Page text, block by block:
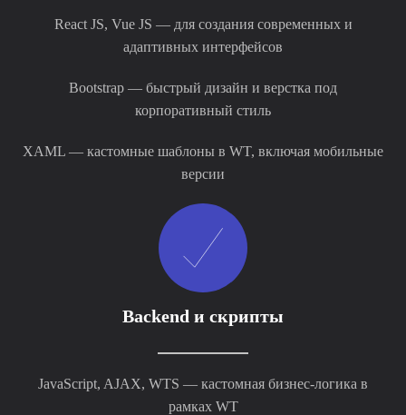
React JS, Vue JS — для создания современных и
адаптивных интерфейсов
Bootstrap — быстрый дизайн и верстка под
корпоративный стиль
XAML — кастомные шаблоны в WT, включая мобильные
версии
Backend и скрипты
JavaScript, AJAX, WTS — кастомная бизнес-логика в
рамках WT